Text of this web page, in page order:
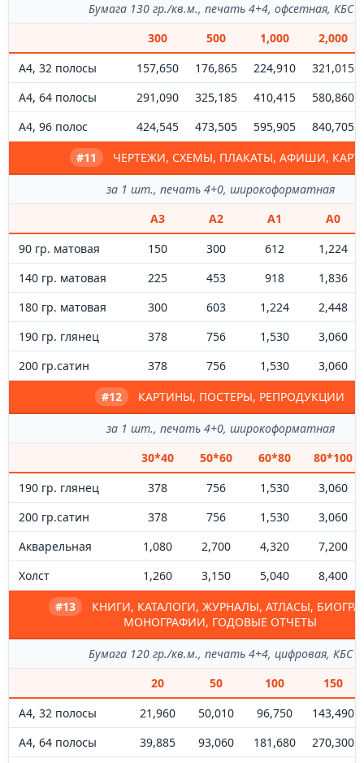
Бумага 130 гр./кв.м., печать 4+4, офсетная, КБС
300
500 1,000
2,000
А4, 32 полосы
157,650 176,865 224,910
321,015
А4, 64 полосы
291,090 325,185 410,415
580,860
А4, 96 полос
424,545 473,505 595,905
840,705
#11
ЧЕРТЕЖИ, СХЕМЫ, ПЛАКАТЫ, АФИШИ,
за 1 шт., печать 4+0, широкоформатная
А3
А2 А1
А0
90 гр. матовая
150 300 612
1,224
140 гр. матовая
225 453 918
1,836
180 гр. матовая
300 603 1,224
2,448
190 гр. глянец
378 756 1,530
3,060
200 гр.сатин
378 756 1,530
3,060
#12
КАРТИНЫ, ПОСТЕРЫ, РЕПРОДУКЦИИ
за 1 шт., печать 4+0, широкоформатная
30*40
50*60 60*80
80*100
190 гр. глянец
378 756 1,530
3,060
200 гр.сатин
378 756 1,530
3,060
Акварельная
1,080 2,700 4,320
7,200
Холст
1,260 3,150 5,040
8,400
#13
КНИГИ, КАТАЛОГИ, ЖУРНАЛЫ, АТЛАСЫ,
МОНОГРАФИИ, ГОДОВЫЕ ОТЧЕТЫ
Бумага 120 гр./кв.м., печать 4+4, цифровая, КБС
20
50 100
150
А4, 32 полосы
21,960 50,010 96,750
143,490
А4, 64 полосы
39,885 93,060 181,680
270,300